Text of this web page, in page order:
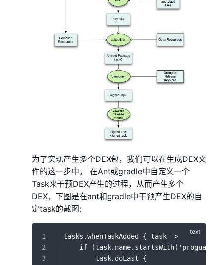
为了实现产生多个DEX包，我们可以在生成DEX文
件的这一步中， 在Ant或gradle中自定义一个
Task来干预DEX产生的过程，从而产生多个
DEX，下图是在ant和gradle中干预产生DEX的自
定task的截图:
tasks.whenTaskAdded { task ->
if
        task.doLast {